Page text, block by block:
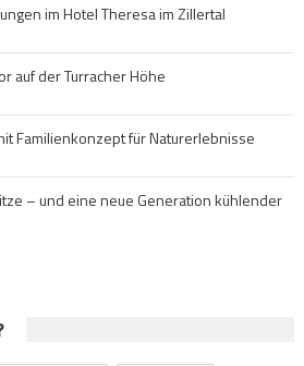
im Hotel Theresa im Zillertal
auf der Turracher Höhe
Familienkonzept für Naturerlebnisse
– und eine neue Generation kühlender